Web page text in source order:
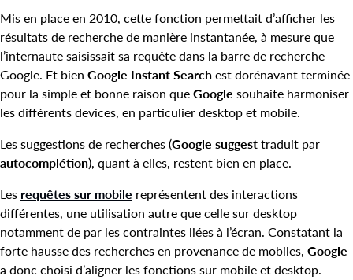
Mis en place en 2010, cette fonction permettait d’afficher les
résultats de recherche de manière instantanée, à mesure que
l’internaute saisissait sa requête dans la barre de recherche
Google. Et bien Google Instant Searchest dorénavant terminée
pour la simple et bonne raison queGoogle souhaite harmoniser
les différents devices, en particulier desktop et mobile.
Les suggestions de recherches (Google suggesttraduit par
autocomplétion), quant à elles, restent bien en place.
Les requêtes sur mobile représentent des interactions
différentes, une utilisation autre que celle sur desktop
notamment de par les contraintes liées à l’écran. Constatant la
forte hausse des recherches en provenance de mobiles, Google
a donc choisi d’aligner les fonctions sur mobile et desktop.